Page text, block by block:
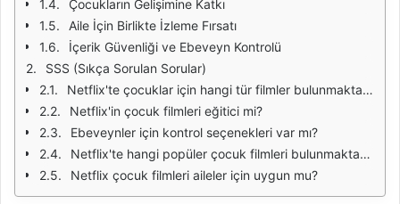
Çocukların Gelişimine Katkı
Aile İçin Birlikte İzleme Fırsatı
İçerik Güvenliği ve Ebeveyn Kontrolü
SSS (Sıkça Sorulan Sorular)
Netflix'te çocuklar için hangi tür filmler bulunmaktadır?
Netflix'in çocuk filmleri eğitici mi?
Ebeveynler için kontrol seçenekleri var mı?
Netflix'te hangi popüler çocuk filmleri bulunmaktadır?
Netflix çocuk filmleri aileler için uygun mu?